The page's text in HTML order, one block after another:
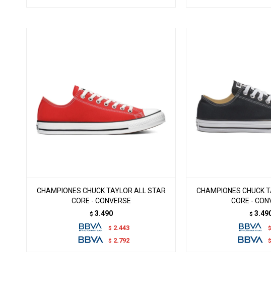
CHAMPIONES CHUCK TAYLOR ALL STAR
CORE - CONVERSE
$ 3.490
$ 2.443
$ 2.792
CHAMPIONES CHUCK
CORE -
$
$
$